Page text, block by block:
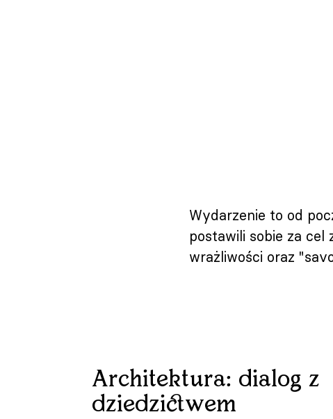
Wydarzenie to od
postawili sobie za
wrażliwości oraz
Architektura: dialog z
dziedzictwem